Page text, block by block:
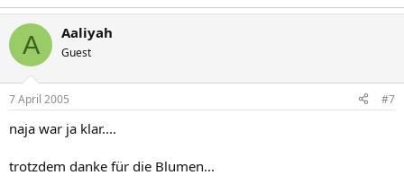
A Aaliyah
Guest
7 April 2005 #7
naja war ja klar....
trotzdem danke für die Blumen...